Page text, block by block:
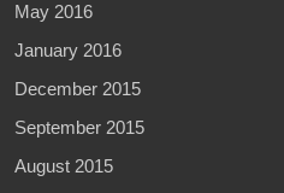
May 2016
January 2016
December 2015
September 2015
August 2015